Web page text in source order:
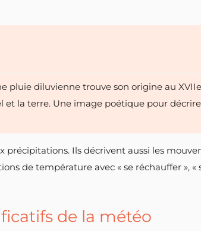
pluie diluvienne trouve son origine au
et la terre. Une image poétique pour
Ils décrivent aussi les
de température avec « se réchauffer »,
de la météo